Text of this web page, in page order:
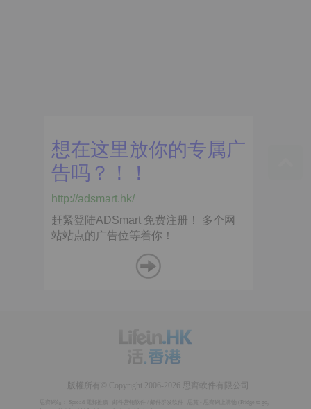
版權所有© Copyright 2006-2026 思齊軟件有限公司
Spread 電郵推廣